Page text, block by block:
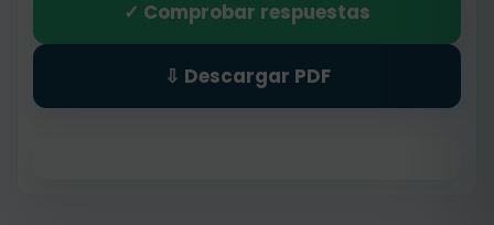
✓ Comprobar respuestas
⇩ Descargar PDF